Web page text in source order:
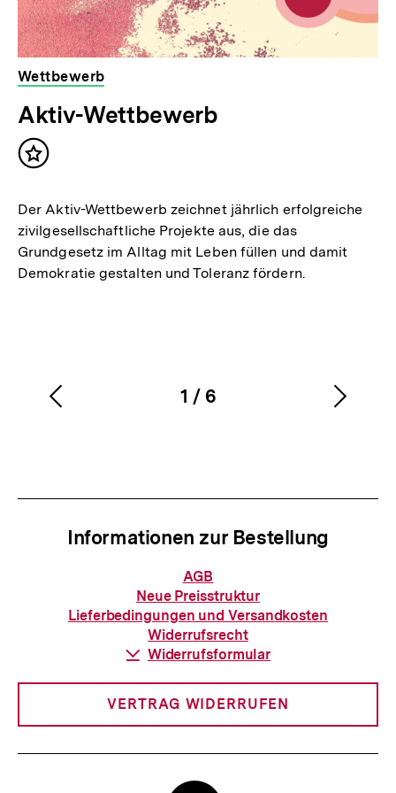
Wettbewerb
Aktiv-Wettbewerb
Inhalt
Der Aktiv-Wettbewerb zeichnet jährlich erfolgreiche
zivilgesellschaftliche Projekte aus, die das
Grundgesetz im Alltag mit Leben füllen und damit
Demokratie gestalten und Toleranz fördern.
Karussellinhalt
1
von
/ 6
Vorherigen
Informationen zur Bestellung
Informationen
zur
Bestellung
AGB
Neue Preisstruktur
Lieferbedingungen und Versandkosten
Widerrufsrecht
Download-
Widerrufsformular
VERTRAG WIDERRUFEN